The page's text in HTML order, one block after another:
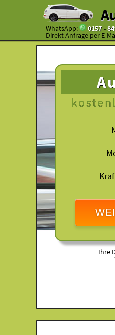
WhatsApp: 0157 -
Direkt Anfrage per E-
Ihre